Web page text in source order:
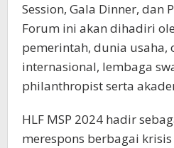
Session, Gala Dinner, dan
Forum ini akan dihadiri
pemerintah, dunia usaha,
internasional, lembaga
philanthropist serta
HLF MSP 2024 hadir
merespons berbagai